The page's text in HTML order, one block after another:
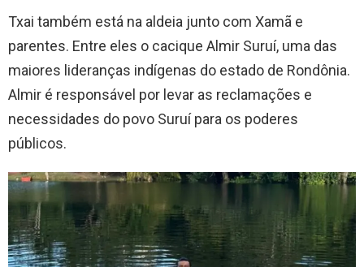
Txai também está na aldeia junto com Xamã e
parentes. Entre eles o cacique Almir Suruí, uma das
maiores lideranças indígenas do estado de Rondônia.
Almir é responsável por levar as reclamações e
necessidades do povo Suruí para os poderes
públicos.